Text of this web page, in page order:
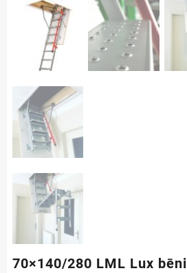
70×140/280 LML Lux